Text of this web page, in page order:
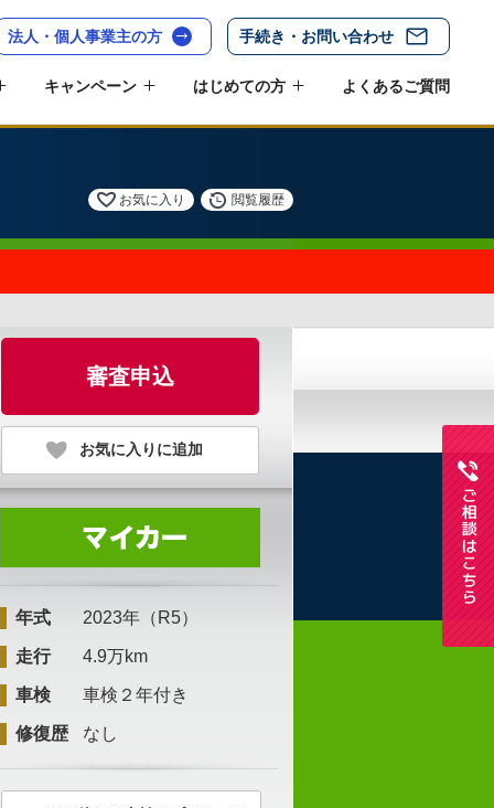
法人・個人事業主の方 手続き・お問い合わせ
キャンペーン はじめての方 よくあるご質問
お気に入り 閲覧履歴
審査申込
お気に入りに追加
年式 2023年（R5）
走行 4.9万km
車検 車検２年付き
修復歴 なし